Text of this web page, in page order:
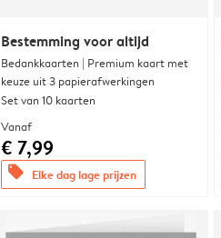
Bestemming voor altijd
Bedankkaarten | Premium kaart met
keuze uit 3 papierafwerkingen
Set van 10 kaarten
Vanaf
€ 7,99
offers Elke dag lage prijzen